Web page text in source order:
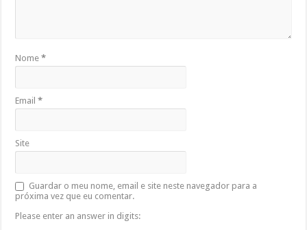
Nome*
Email*
Site
Guardar o meu nome, email e site neste navegador para a
próxima vez que eu comentar.
Please enter an answer in digits: